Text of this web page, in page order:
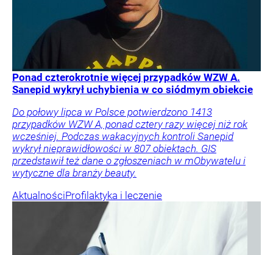
Ponad czterokrotnie więcej przypadków WZW A.
Sanepid wykrył uchybienia w co siódmym obiekcie
Do połowy lipca w Polsce potwierdzono 1413
przypadków WZW A, ponad cztery razy więcej niż rok
wcześniej. Podczas wakacyjnych kontroli Sanepid
wykrył nieprawidłowości w 807 obiektach. GIS
przedstawił też dane o zgłoszeniach w mObywatelu i
wytyczne dla branży beauty.
AktualnościProfilaktyka i leczenie